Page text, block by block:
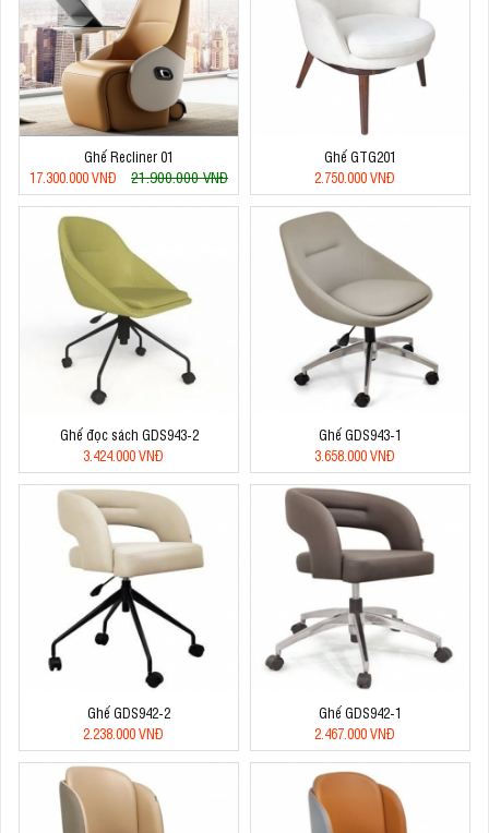
Ghế Recliner 01
17.300.000 VNĐ
21.900.000 VNĐ
Ghế GTG201
2.750.000 VNĐ
Ghế đọc sách GDS943-2
3.424.000 VNĐ
Ghế GDS943-1
3.658.000 VNĐ
Ghế GDS942-2
2.238.000 VNĐ
Ghế GDS942-1
2.467.000 VNĐ